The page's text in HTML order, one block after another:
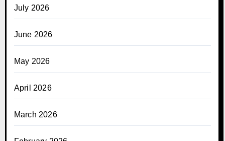
July 2026
June 2026
May 2026
April 2026
March 2026